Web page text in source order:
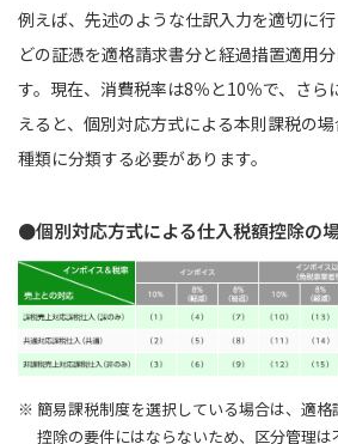
例えば、先述のような仕訳入力を適切に
どの証憑を適格請求書分と経過措置適用
す。現在、消費税率は8％と10％で、さら
えると、個別対応方式による本則課税の
種類に分類する必要があります。
●個別対応方式による仕入税額控除の
※ 簡易課税制度を選択している場合は、適
控除の要件にはならないため、区分管理は